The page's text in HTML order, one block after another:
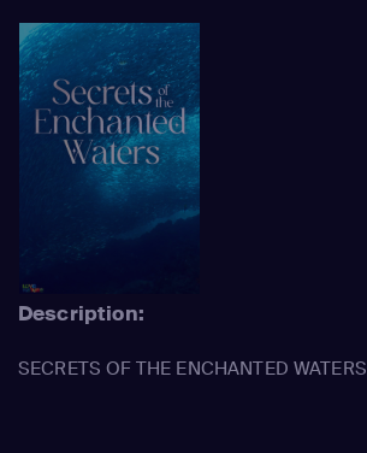
Description:
SECRETS OF THE ENCHANTED WATERS